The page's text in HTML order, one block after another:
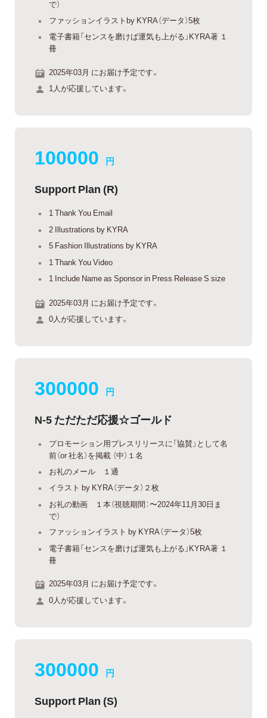
で）
ファッションイラストby KYRA（データ）5枚
電子書籍「センスを磨けば運気も上がる」KYRA著 １
冊
2025年03月 にお届け予定です。
1人が応援しています。
100000 円
Support Plan (R)
1 Thank You Email
2 Illustrations by KYRA
5 Fashion Illustrations by KYRA
1 Thank You Video
1 Include Name as Sponsor in Press Release S size
2025年03月 にお届け予定です。
0人が応援しています。
300000 円
N-5 ただただ応援☆ゴールド
プロモーション用プレスリリースに「協賛」として名
前（or 社名）を掲載 （中）１名
お礼のメール １通
イラスト by KYRA（データ）２枚
お礼の動画 １本（視聴期間：〜2024年11月30日ま
で）
ファッションイラスト by KYRA（データ）5枚
電子書籍「センスを磨けば運気も上がる」KYRA著 １
冊
2025年03月 にお届け予定です。
0人が応援しています。
300000 円
Support Plan (S)